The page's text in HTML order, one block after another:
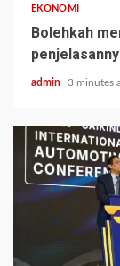
EKONOMI
Bolehkah
admin 3 minutes